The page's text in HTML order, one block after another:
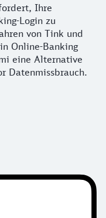
Ihre
Login zu
von Tink und
Online-Banking
eine Alternative
Datenmissbrauch.